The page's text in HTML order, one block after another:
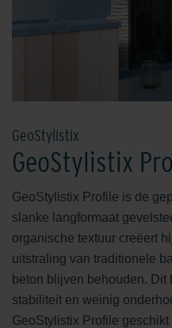
GeoStylistix
GeoStylistix
GeoStylistix Profile is de
slanke langformaat
organische textuur creëert
uitstraling van traditionele
beton blijven behouden. Dit
stabiliteit en weinig
GeoStylistix Profile